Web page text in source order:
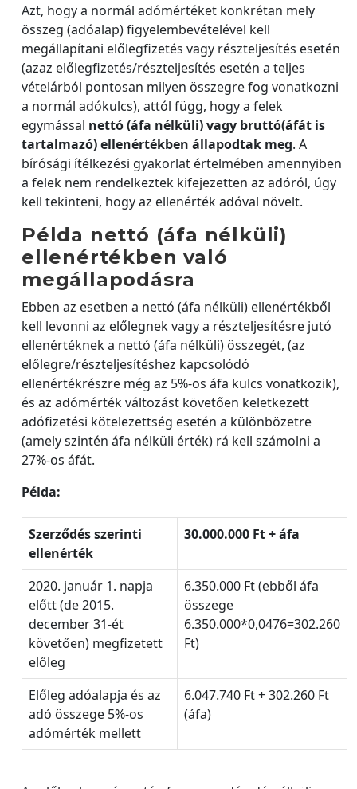
Azt, hogy a normál adómértéket konkrétan mely
összeg (adóalap) figyelembevételével kell
megállapítani előlegfizetés vagy részteljesítés esetén
(azaz előlegfizetés/részteljesítés esetén a teljes
vételárból pontosan milyen összegre fog vonatkozni
a normál adókulcs), attól függ, hogy a felek
egymással nettó (áfa nélküli) vagy bruttó(áfát is
tartalmazó) ellenértékben állapodtak meg. A
bírósági ítélkezési gyakorlat értelmében amennyiben
a felek nem rendelkeztek kifejezetten az adóról, úgy
kell tekinteni, hogy az ellenérték adóval növelt.
Példa nettó (áfa nélküli)
ellenértékben való
megállapodásra
Ebben az esetben a nettó (áfa nélküli) ellenértékből
kell levonni az előlegnek vagy a részteljesítésre jutó
ellenértéknek a nettó (áfa nélküli) összegét, (az
előlegre/részteljesítéshez kapcsolódó
ellenértékrészre még az 5%-os áfa kulcs vonatkozik),
és az adómérték változást követően keletkezett
adófizetési kötelezettség esetén a különbözetre
(amely szintén áfa nélküli érték) rá kell számolni a
27%-os áfát.
Példa:
Szerződés szerinti
ellenérték
30.000.000 Ft + áfa
2020. január 1. napja
előtt (de 2015.
december 31-ét
követően) megfizetett
előleg
6.350.000 Ft (ebből áfa
összege
6.350.000*0,0476=302.260
Ft)
Előleg adóalapja és az
adó összege 5%-os
adómérték mellett
6.047.740 Ft + 302.260 Ft
(áfa)